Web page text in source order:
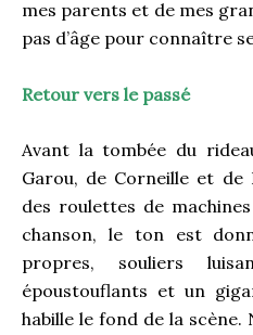
mes parents et de mes
pas d’âge pour connaître
Retour vers le passé
Avant la tombée du
Garou, de Corneille et de
des roulettes de
chanson, le ton est
propres, souliers
époustouflants et un
habille le fond de la